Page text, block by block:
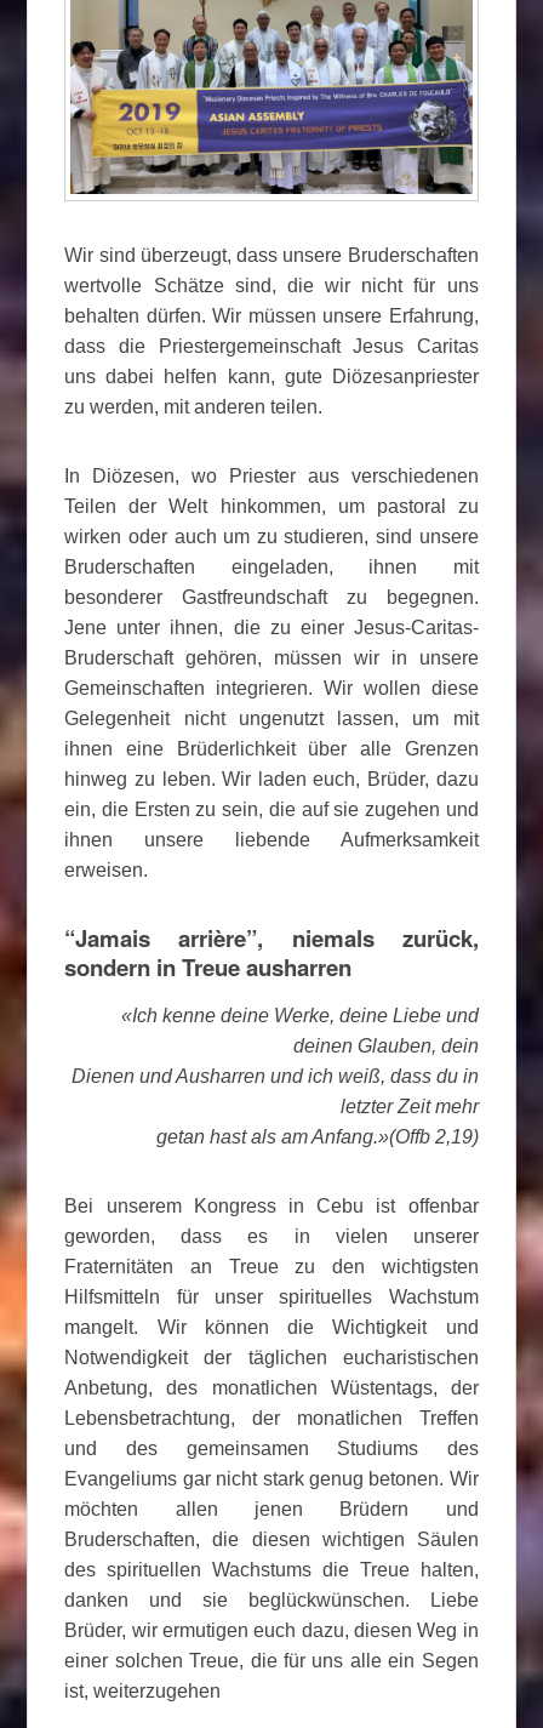
Wir sind überzeugt, dass unsere Bruderschaften
wertvolle Schätze sind, die wir nicht für uns
behalten dürfen. Wir müssen unsere Erfahrung,
dass die Priestergemeinschaft Jesus Caritas
uns dabei helfen kann, gute Diözesanpriester
zu werden, mit anderen teilen.
In Diözesen, wo Priester aus verschiedenen
Teilen der Welt hinkommen, um pastoral zu
wirken oder auch um zu studieren, sind unsere
Bruderschaften eingeladen, ihnen mit
besonderer Gastfreundschaft zu begegnen.
Jene unter ihnen, die zu einer Jesus-Caritas-
Bruderschaft gehören, müssen wir in unsere
Gemeinschaften integrieren. Wir wollen diese
Gelegenheit nicht ungenutzt lassen, um mit
ihnen eine Brüderlichkeit über alle Grenzen
hinweg zu leben. Wir laden euch, Brüder, dazu
ein, die Ersten zu sein, die auf sie zugehen und
ihnen unsere liebende Aufmerksamkeit
erweisen.
“Jamais arrière”, niemals zurück,
sondern in Treue ausharren
«Ich kenne deine Werke, deine Liebe und
deinen Glauben, dein
Dienen und Ausharren und ich weiß, dass du in
letzter Zeit mehr
getan hast als am Anfang.»(Offb 2,19)
Bei unserem Kongress in Cebu ist offenbar
geworden, dass es in vielen unserer
Fraternitäten an Treue zu den wichtigsten
Hilfsmitteln für unser spirituelles Wachstum
mangelt. Wir können die Wichtigkeit und
Notwendigkeit der täglichen eucharistischen
Anbetung, des monatlichen Wüstentags, der
Lebensbetrachtung, der monatlichen Treffen
und des gemeinsamen Studiums des
Evangeliums gar nicht stark genug betonen. Wir
möchten allen jenen Brüdern und
Bruderschaften, die diesen wichtigen Säulen
des spirituellen Wachstums die Treue halten,
danken und sie beglückwünschen. Liebe
Brüder, wir ermutigen euch dazu, diesen Weg in
einer solchen Treue, die für uns alle ein Segen
ist, weiterzugehen